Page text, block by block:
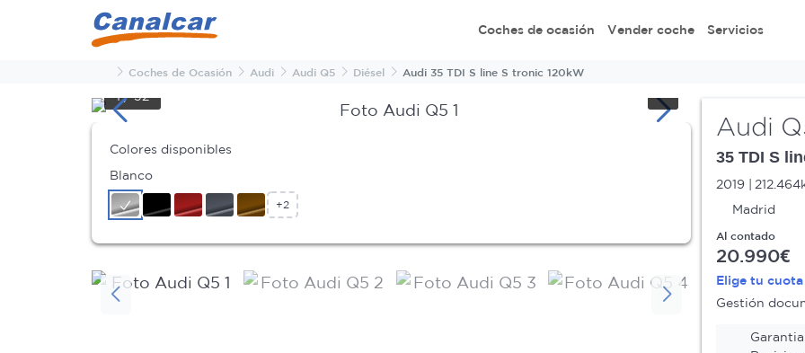
Coches de ocasión Vender coche Servicios
InicioCoches de Ocasión Audi Audi Q5 Diésel Audi 35 TDI S line S tronic 120kW
1/32
Colores disponibles
Blanco
+2
Audi
35 TDI S
2019
Madrid
Al contado
20.990€
Elige tu cuota
Gestión